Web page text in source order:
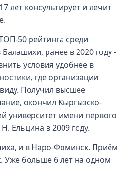
лет консультирует и лечит
50 рейтинга среди
ранее в 2020 году -
условия удобнее в
, где организации
Получил высшее
окончил Кыргызско-
университет имени первого
Ельцина в 2009 году.
и в Наро-Фоминск. Приём
Уже больше 6 лет на одном